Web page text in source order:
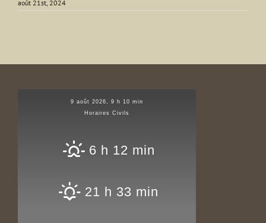
août 21st, 2024
9 août 2026, 9 h 10 min
Horaires Civils
6 h 12 min
21 h 33 min